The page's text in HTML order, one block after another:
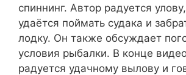
спиннинг. Автор радуется
удаётся поймать судака и
лодку. Он также обсуждает
условия рыбалки. В конце
радуется удачному вылову и